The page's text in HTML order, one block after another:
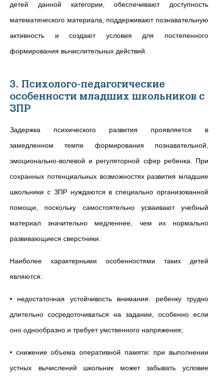
детей данной категории, обеспечивают доступность
математического материала, поддерживают познавательную
активность и создают условия для постепенного
формирования вычислительных действий.
3. Психолого-педагогические
особенности младших школьников с
ЗПР
Задержка психического развития проявляется в
замедленном темпе формирования познавательной,
эмоционально-волевой и регуляторной сфер ребенка. При
сохранных потенциальных возможностях развития младшие
школьники с ЗПР нуждаются в специально организованной
помощи, поскольку самостоятельно усваивают учебный
материал значительно медленнее, чем их нормально
развивающиеся сверстники.
Наиболее характерными особенностями таких детей
являются:
• недостаточная устойчивость внимания: ребенку трудно
длительно сосредоточиваться на задании, особенно если
оно однообразно и требует умственного напряжения;
• снижение объема оперативной памяти: при выполнении
устных вычислений школьник может забывать условие